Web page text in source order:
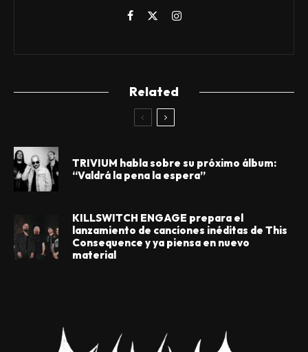
Related
TRIVIUM habla sobre su próximo álbum:
“Valdrá la pena la espera”
KILLSWITCH ENGAGE prepara el
lanzamiento de canciones inéditas de This
Consequence y ya piensa en nuevo
material